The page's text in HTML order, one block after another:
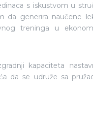
s iskustvom u
da generira naučene
treninga u
kapaciteta
da se udruže sa